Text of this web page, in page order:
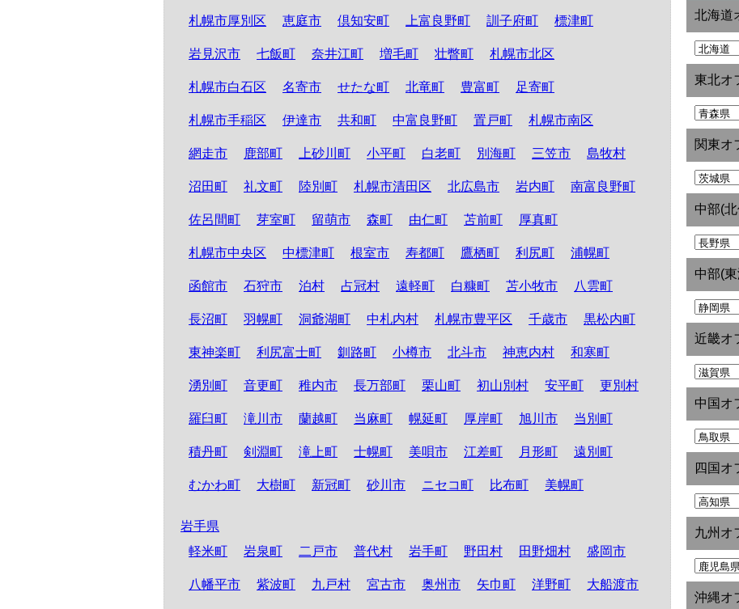
札幌市厚別区 恵庭市 倶知安町 上富良野町 訓子府町 標津町
岩見沢市 七飯町 奈井江町 増毛町 壮瞥町 札幌市北区
札幌市白石区 名寄市 せたな町 北竜町 豊富町 足寄町
札幌市手稲区 伊達市 共和町 中富良野町 置戸町 札幌市南区
網走市 鹿部町 上砂川町 小平町 白老町 別海町 三笠市 島牧村
沼田町 礼文町 陸別町 札幌市清田区 北広島市 岩内町 南富良野町
佐呂間町 芽室町 留萌市 森町 由仁町 苫前町 厚真町
札幌市中央区 中標津町 根室市 寿都町 鷹栖町 利尻町 浦幌町
函館市 石狩市 泊村 占冠村 遠軽町 白糠町 苫小牧市 八雲町
長沼町 羽幌町 洞爺湖町 中札内村 札幌市豊平区 千歳市 黒松内町
東神楽町 利尻富士町 釧路町 小樽市 北斗市 神恵内村 和寒町
湧別町 音更町 稚内市 長万部町 栗山町 初山別村 安平町 更別村
羅臼町 滝川市 蘭越町 当麻町 幌延町 厚岸町 旭川市 当別町
積丹町 剣淵町 滝上町 士幌町 美唄市 江差町 月形町 遠別町
むかわ町 大樹町 新冠町 砂川市 ニセコ町 比布町 美幌町
岩手県
軽米町
岩泉町 二戸市 普代村 岩手町 野田村 田野畑村 盛岡市
八幡平市 紫波町 九戸村 宮古市 奥州市 矢巾町 洋野町 大船渡市
北海道
東北オ
関東オ
中部(
中部(
近畿オ
中国オ
四国オ
九州オ
沖縄オ